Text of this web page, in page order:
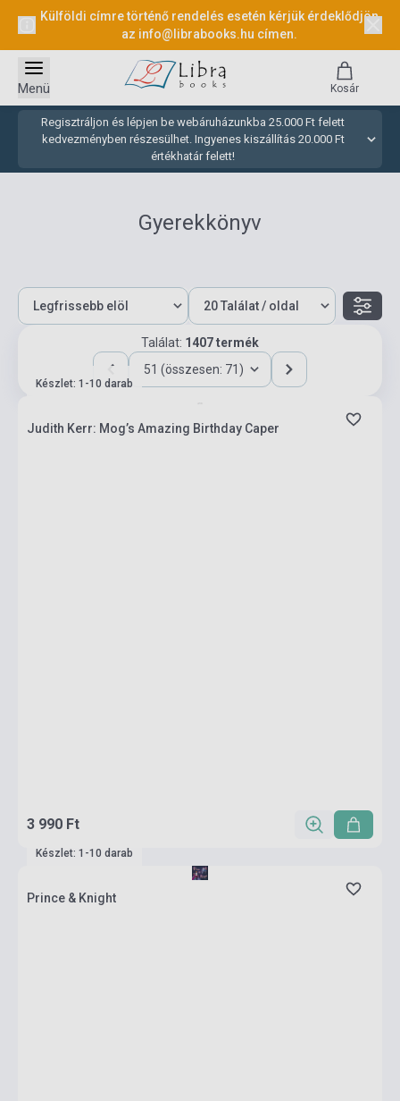
Külföldi címre történő rendelés esetén kérjük érdeklődjön
az info@librabooks.hu címen.
Regisztráljon és lépjen be webáruházunkba 25.000 Ft felett
kedvezményben részesülhet. Ingyenes kiszállítás 20.000 Ft
értékhatár felett!
Menü Kosár
Gyerekkönyv
Találat: 1407 termék
51 (összesen: 71)
Készlet: 1-10 darab
Judith Kerr: Mog’s Amazing Birthday Caper
3 990 Ft
Készlet: 1-10 darab
Prince & Knight